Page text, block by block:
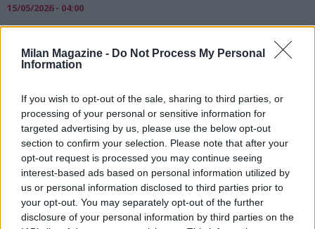
Milan Magazine - Do Not Process My Personal
Information
If you wish to opt-out of the sale, sharing to third parties, or
processing of your personal or sensitive information for
targeted advertising by us, please use the below opt-out
section to confirm your selection. Please note that after your
opt-out request is processed you may continue seeing
interest-based ads based on personal information utilized by
us or personal information disclosed to third parties prior to
your opt-out. You may separately opt-out of the further
disclosure of your personal information by third parties on the
15/05/2026 - 04:00
tavolo diverse offerte. Dall'America fino all'Italia dove Milan e
Juve hanno fatto le proprie mosse. Ma attenzione all'Al Hilal: il
polacchi, avrebbe proposto all'attaccante un contratto da ben
90 milioni di euro a stagione. Una cifra monstre che sta
facendo vacillare il 37enne nato a Varsavia.
Fonte: Sport Mediaset